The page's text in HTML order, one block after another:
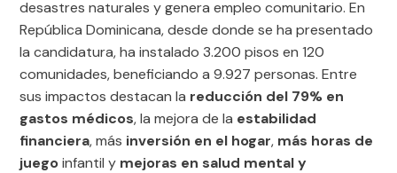
desastres naturales y genera empleo comunitario. En
República Dominicana, desde donde se ha presentado
la candidatura, ha instalado 3.200 pisos en 120
comunidades, beneficiando a 9.927 personas. Entre
sus impactos destacan la reducción del 79% en
gastos médicos, la mejora de la estabilidad
financiera, más inversión en el hogar, más horas de
juegoinfantil y mejoras en salud mental y